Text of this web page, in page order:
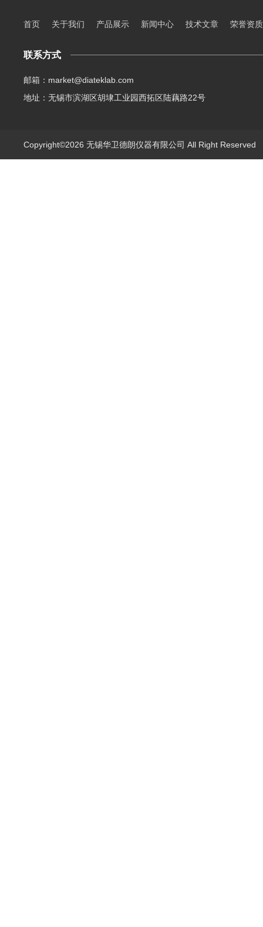
首页 关于我们 产品展示 新闻中心 技术文章 荣誉资质
联系方式
邮箱：market@diateklab.com
地址：无锡市滨湖区胡埭工业园西拓区陆藕路22号
Copyright©2026 无锡华卫德朗仪器有限公司 All Right